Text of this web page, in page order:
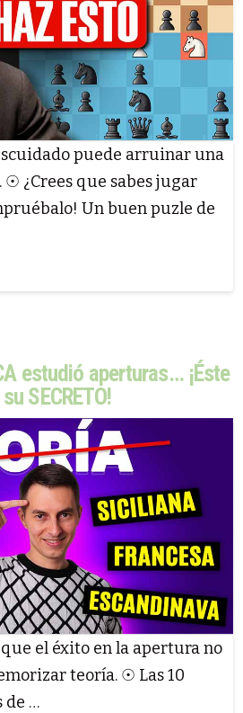
puede arruinar una
¿Crees que sabes jugar
Un buen puzle de
estudió aperturas… ¡Éste
SECRETO!
el éxito en la apertura no
teoría. ☉ Las 10
de …